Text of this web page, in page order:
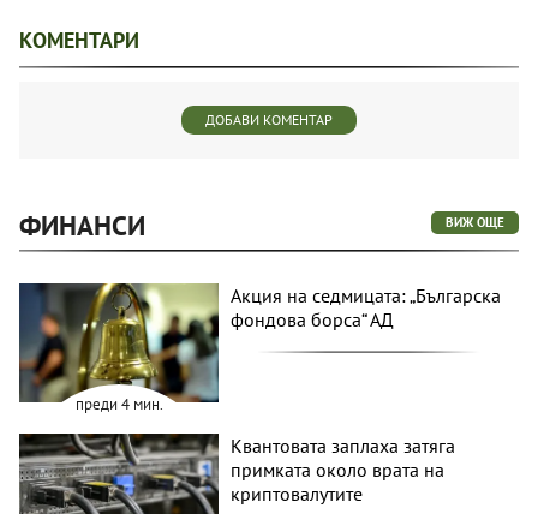
КОМЕНТАРИ
ДОБАВИ КОМЕНТАР
ФИНАНСИ ВИЖ ОЩЕ
преди 4 мин.
Акция на седмицата: „Българска
фондова борса“ АД
Квантовата заплаха затяга
примката около врата на
криптовалутите